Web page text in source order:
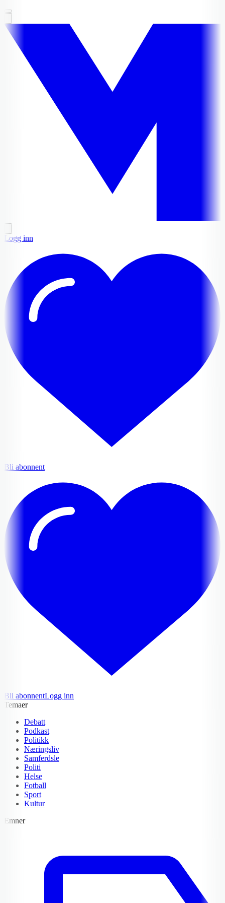
Logg inn
Bli abonnent
Bli abonnentLogg inn
Temaer
Debatt
Podkast
Politikk
Næringsliv
Samferdsle
Politi
Helse
Fotball
Sport
Kultur
Emner